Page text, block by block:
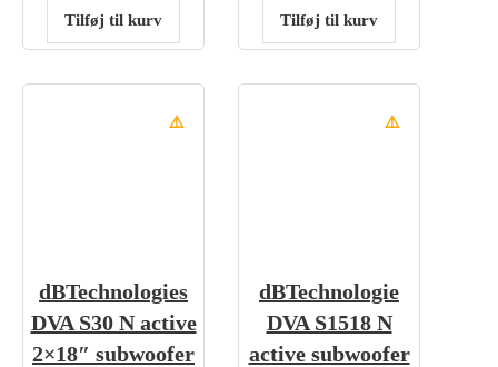
Tilføj til kurv Tilføj til kurv
⚠️
dBTechnologies
DVA S30 N active
2×18″ subwoofer
⚠️
dBTechnologie
DVA S1518 N
active subwoofer